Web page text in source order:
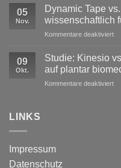
von
05
Nov.
Dynamic Tape
wissenschaftlich
Kommentare deaktiviertfür
–
09
Okt.
Studie: Kinesio
auf plantar
Kommentare deaktiviertfür
LINKS
Impressum
Datenschutz